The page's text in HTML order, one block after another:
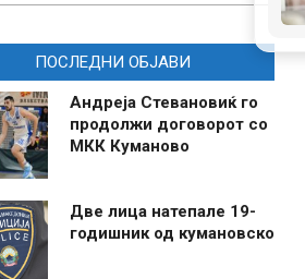
ПОСЛЕДНИ ОБЈАВИ
Андреја Стевановиќ го
продолжи договорот со
МКК Куманово
Две лица натепале 19-
годишник од кумановско